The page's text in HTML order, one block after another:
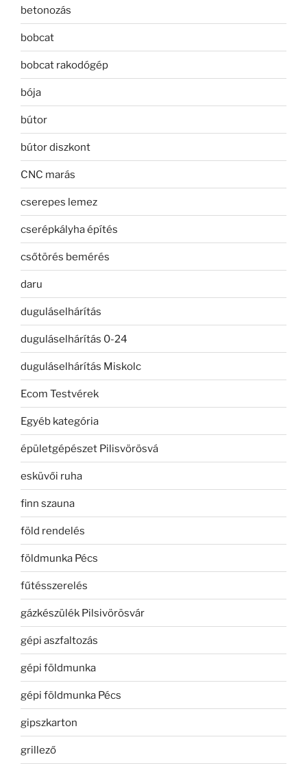
betonozás
bobcat
bobcat rakodógép
bója
bútor
bútor diszkont
CNC marás
cserepes lemez
cserépkályha építés
csőtörés bemérés
daru
duguláselhárítás
duguláselhárítás 0-24
duguláselhárítás Miskolc
Ecom Testvérek
Egyéb kategória
épületgépészet Pilisvörösvá
esküvői ruha
finn szauna
föld rendelés
földmunka Pécs
fűtésszerelés
gázkészülék Pilsivörösvár
gépi aszfaltozás
gépi földmunka
gépi földmunka Pécs
gipszkarton
grillező